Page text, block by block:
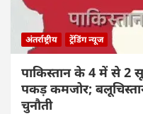
अंतर्राष्ट्रीय ट्रेंडिंग न्यूज
पाकिस्तान के 4 में से 2
पकड़ कमजोर;
चुनौती